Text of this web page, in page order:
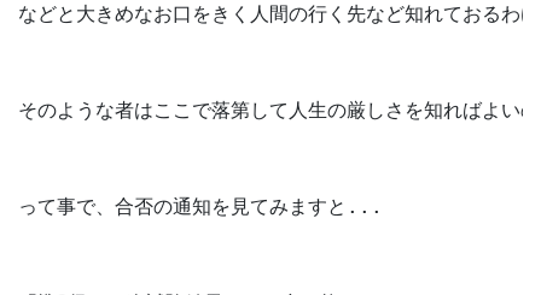
などと大きめなお口をきく人間の行く先など知れておるわ
そのような者はここで落第して人生の厳しさを知ればよい
って事で、合否の通知を見てみますと...